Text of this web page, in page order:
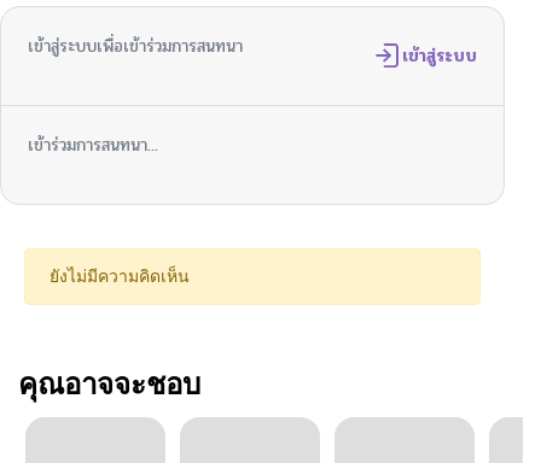
เข้าสู่ระบบเพื่อเข้าร่วมการสนทนา เข้าสู่ระบบ
เข้าร่วมการสนทนา...
ยังไม่มีความคิดเห็น
คุณอาจจะชอบ